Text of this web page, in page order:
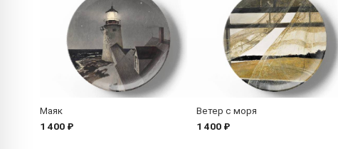
Маяк
1 400 ₽
Ветер с моря
1 400 ₽